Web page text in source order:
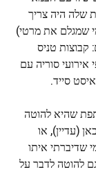
שלה היה צריך
שמגלם את מרטי)
קבוצות טניס
אירועי סוריה עם
סייד.
שהיא להוטה
(עדיין), או
שדיברתי איתו
להוטה לדבר על